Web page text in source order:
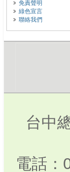
免責聲明
綠色宣言
聯絡我們
台中
電話：